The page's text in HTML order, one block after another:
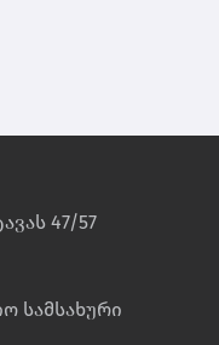
47/57
სამსახური